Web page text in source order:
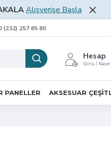
Alışverişe Başla
(232) 257 65 80
Hesap
Giriş /
PANELLER AKSESUAR